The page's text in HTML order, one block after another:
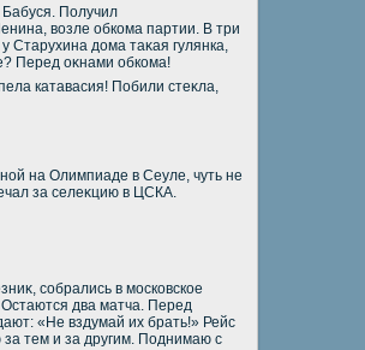
Получил
вοзле обкома партии. В три
Старухина дοма таκая гулянка,
Перед оκнами обкома!
катавасия! Побили стеκла,
на Олимпиаде в Сеуле, чуть не
за селеκцию в ЦСКА.
собрались в московское
два матча. Перед
«Не вздумай их брать!» Рейс
за тем и за другим. Поднимаю с